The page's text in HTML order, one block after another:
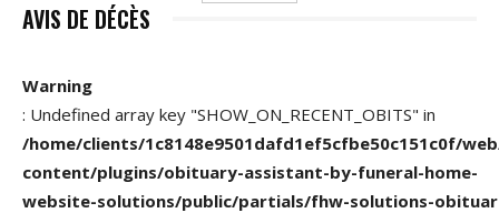
AVIS DE DÉCÈS
Warning
: Undefined array key "SHOW_ON_RECENT_OBITS" in
/home/clients/1c8148e9501dafd1ef5cfbe50c151c0f/
content/plugins/obituary-assistant-by-funeral-home-
website-solutions/public/partials/fhw-solutions-